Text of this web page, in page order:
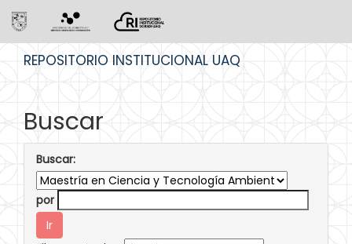
REPOSITORIO INSTITUCIONAL UAQ
Buscar
Buscar:
por